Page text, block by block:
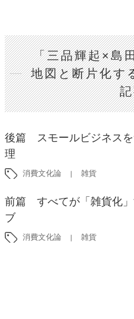
「三品輝起×島
地図と断片化す
後篇 スモールビジネス
理
消費文化論 雑貨
前篇 すべてが「雑貨化」
ブ
消費文化論 雑貨